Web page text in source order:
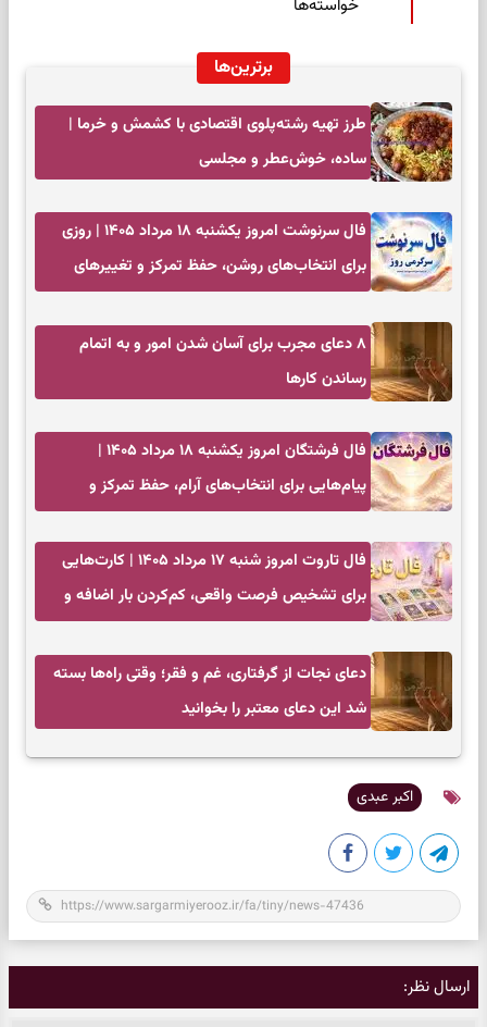
خواسته‌ها
برترین‌ها
طرز تهیه رشته‌پلوی اقتصادی با کشمش و خرما |
ساده، خوش‌عطر و مجلسی
فال سرنوشت امروز یکشنبه ۱۸ مرداد ۱۴۰۵ | روزی
برای انتخاب‌های روشن، حفظ تمرکز و تغییرهای
۸ دعای مجرب برای آسان شدن امور و به اتمام
رساندن کار‌ها
فال فرشتگان امروز یکشنبه ۱۸ مرداد ۱۴۰۵ |
پیام‌هایی برای انتخاب‌های آرام، حفظ تمرکز و
فال تاروت امروز شنبه ۱۷ مرداد ۱۴۰۵ | کارت‌هایی
برای تشخیص فرصت واقعی، کم‌کردن بار اضافه و
دعای نجات از گرفتاری، غم و فقر؛ وقتی راه‌ها بسته
شد این دعای معتبر را بخوانید
اکبر عبدی
ارسال نظر: